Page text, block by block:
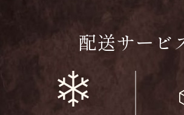
配送サービ